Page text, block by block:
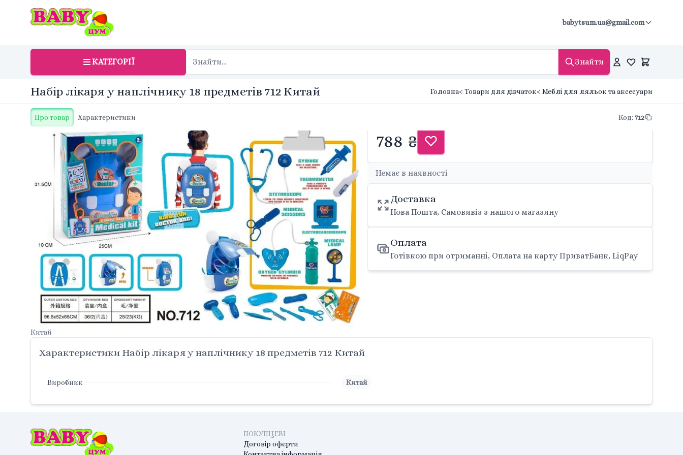
babytsum.ua@gmail.com
КАТЕГОРІЇ Знайти
Набір лікаря у наплічнику 18 предметів 712 Китай Головна< Товари для дівчаток< Меблі для ляльок та аксесуари
Про товар Характеристики Код: 712
Китай
788 ₴
Немає в наявності
Доставка
Нова Пошта, Самовивіз з нашого магазину
Оплата
Готівкою при отриманні, Оплата на карту ПриватБанк, LiqPay
Характеристики Набір лікаря у наплічнику 18 предметів 712 Китай
Виробник Китай
ПОКУПЦЕВІ
Договір оферти